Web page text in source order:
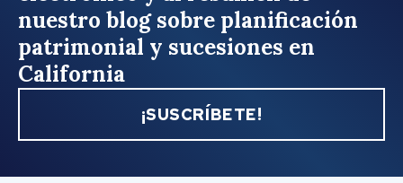
nuestro blog sobre planificación
patrimonial y sucesiones en
California
¡SUSCRÍBETE!